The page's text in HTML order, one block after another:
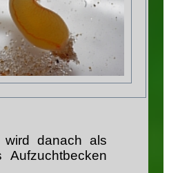
wird danach als